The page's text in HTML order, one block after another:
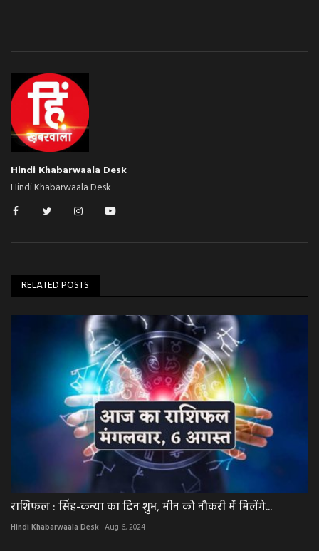
Hindi Khabarwaala Desk
Hindi Khabarwaala Desk
RELATED POSTS
राशिफल : सिंह-कन्या का दिन शुभ, मीन को नौकरी में मिलेंगे...
Hindi Khabarwaala Desk Aug 6, 2024